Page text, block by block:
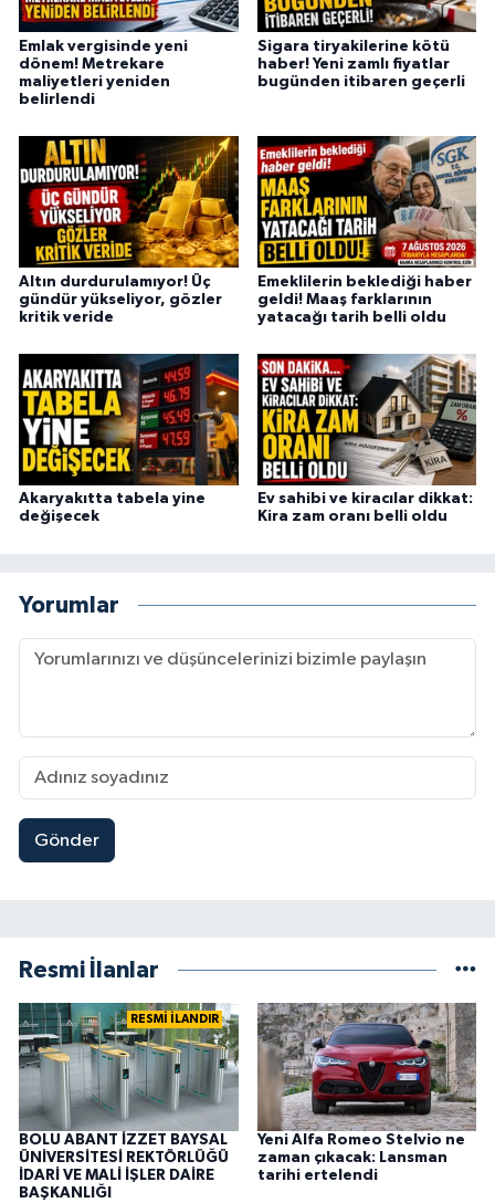
Emlak vergisinde yeni
dönem! Metrekare
maliyetleri yeniden
belirlendi
Sigara tiryakilerine kötü
haber! Yeni zamlı fiyatlar
bugünden itibaren geçerli
Altın durdurulamıyor! Üç
gündür yükseliyor, gözler
kritik veride
Emeklilerin beklediği haber
geldi! Maaş farklarının
yatacağı tarih belli oldu
Akaryakıtta tabela yine
değişecek
Ev sahibi ve kiracılar dikkat:
Kira zam oranı belli oldu
Yorumlar
Gönder
Resmi İlanlar
RESMİ İLANDIR
BOLU ABANT İZZET BAYSAL
ÜNİVERSİTESİ REKTÖRLÜĞÜ
İDARİ VE MALİ İŞLER DAİRE
BAŞKANLIĞI
Yeni Alfa Romeo Stelvio ne
zaman çıkacak: Lansman
tarihi ertelendi